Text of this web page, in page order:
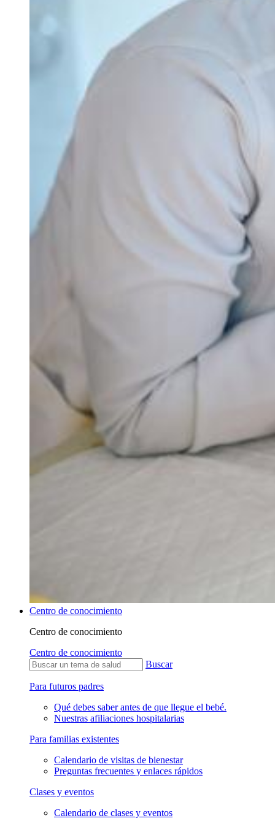
Centro de conocimiento
Centro de conocimiento
Centro de conocimiento
Buscar
Para futuros padres
Qué debes saber antes de que llegue el bebé.
Nuestras afiliaciones hospitalarias
Para familias existentes
Calendario de visitas de bienestar
Preguntas frecuentes y enlaces rápidos
Clases y eventos
Calendario de clases y eventos